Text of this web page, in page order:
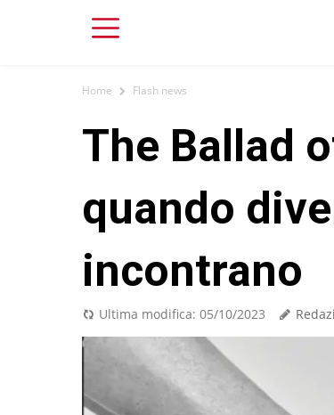
Home Flash news
The Ballad
quando
incontrano
Ultima modifica: 05/10/2023